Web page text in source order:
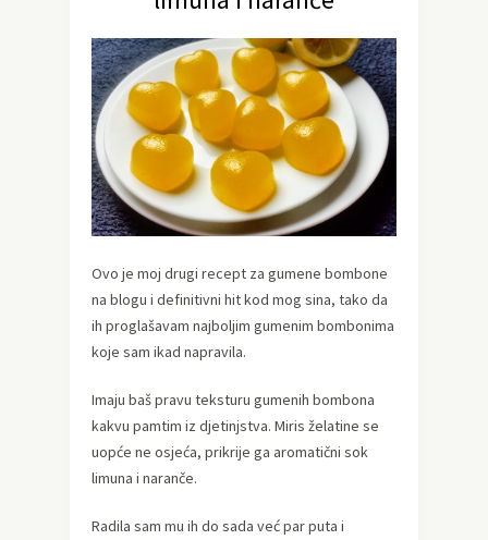
Ovo je moj drugi recept za gumene bombone
na blogu i definitivni hit kod mog sina, tako da
ih proglašavam najboljim gumenim bombonima
koje sam ikad napravila.
Imaju baš pravu teksturu gumenih bombona
kakvu pamtim iz djetinjstva. Miris želatine se
uopće ne osjeća, prikrije ga aromatični sok
limuna i naranče.
Radila sam mu ih do sada već par puta i